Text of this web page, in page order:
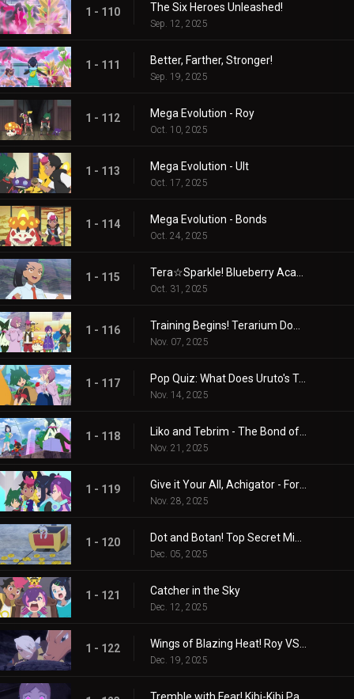
1 - 110 The Six Heroes Unleashed!
Sep. 12, 2025
1 - 111 Better, Farther, Stronger!
Sep. 19, 2025
1 - 112 Mega Evolution - Roy
Oct. 10, 2025
1 - 113 Mega Evolution - Ult
Oct. 17, 2025
1 - 114 Mega Evolution - Bonds
Oct. 24, 2025
1 - 115
Oct. 31, 2025
1 - 116
Nov. 07, 2025
1 - 117 Pop Quiz: What Does Uruto's Training Involve?
Nov. 14, 2025
1 - 118
Nov. 21, 2025
1 - 119
Nov. 28, 2025
1 - 120
Dec. 05, 2025
1 - 121 Catcher in the Sky
Dec. 12, 2025
1 - 122
Dec. 19, 2025